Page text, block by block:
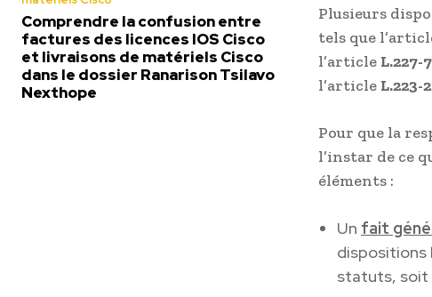
Comprendre la confusion entre
factures des licences IOS Cisco
et livraisons de matériels Cisco
dans le dossier Ranarison Tsilavo
Nexthope
Plusieurs
tels que
l’article L.227-
l’article L.223-
Pour que la
l’instar de ce
éléments :
Un fait
dispositions
statuts, soit